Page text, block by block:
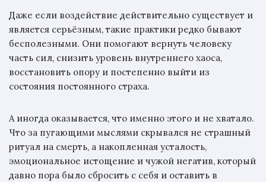
Даже если воздействие действительно существует и
является серьёзным, такие практики редко бывают
бесполезными. Они помогают вернуть человеку
часть сил, снизить уровень внутреннего хаоса,
восстановить опору и постепенно выйти из
состояния постоянного страха.
А иногда оказывается, что именно этого и не хватало.
Что за пугающими мыслями скрывался не страшный
ритуал на смерть, а накопленная усталость,
эмоциональное истощение и чужой негатив, который
давно пора было сбросить с себя и оставить в